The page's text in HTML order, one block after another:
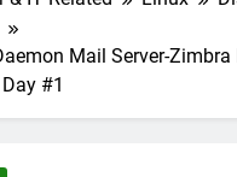
Mail Server-Zimbra
#1